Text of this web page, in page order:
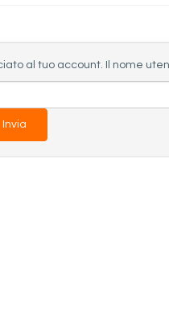
al tuo account. Il nome
Invia